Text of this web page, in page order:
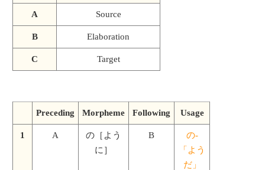
A Source
B Elaboration
C Target
Preceding Morpheme Following Usage
1 A
の［よう
に］
B
の-
「よう
だ」